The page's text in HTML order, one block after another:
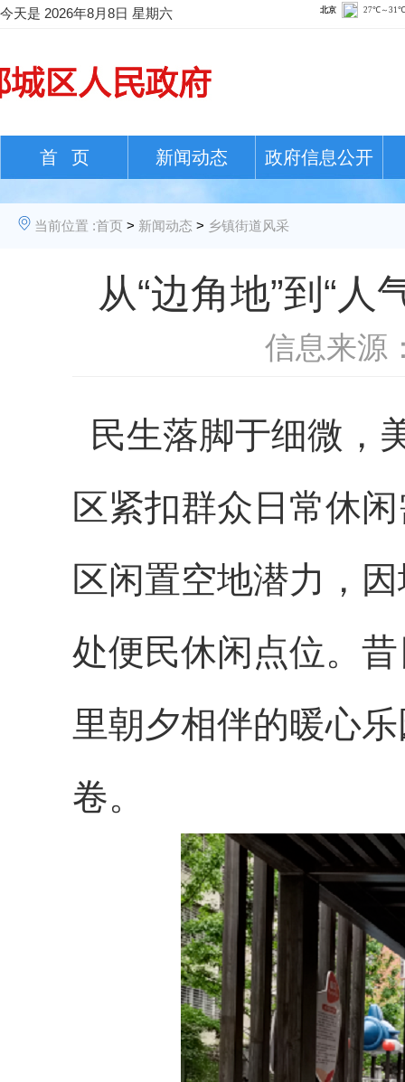
今天是 2026年8月8日 星期六
首 页 新闻动态 政府信息公开
当前位置 :首页 > 新闻动态 > 乡镇街道风采
从“边角地”到“
信息来源
民生落脚于细微，
区紧扣群众日常休
区闲置空地潜力，
处便民休闲点位。
里朝夕相伴的暖心
卷。